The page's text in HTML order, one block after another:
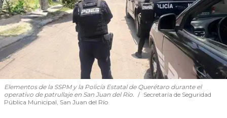
Elementos de la SSPM y la Policía Estatal de Querétaro durante el
operativo de patrullaje en San Juan del Río.
Secretaría de Seguridad
Pública Municipal, San Juan del Río